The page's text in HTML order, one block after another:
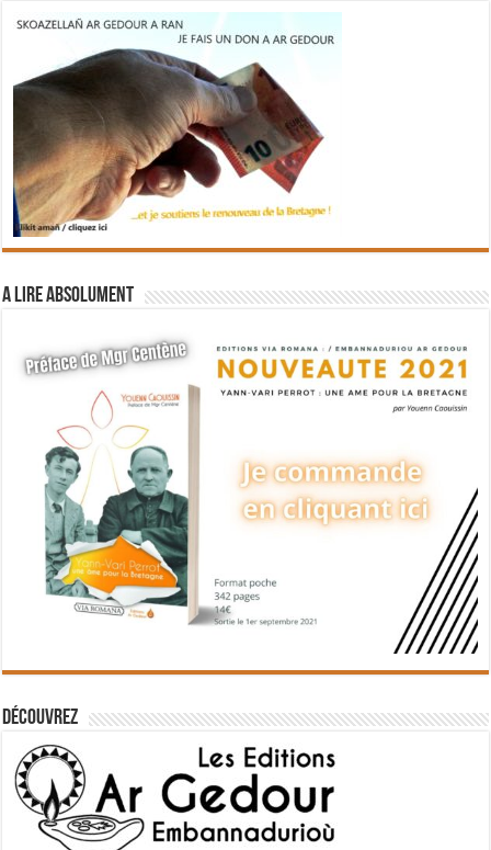
A lire absolument
Découvrez